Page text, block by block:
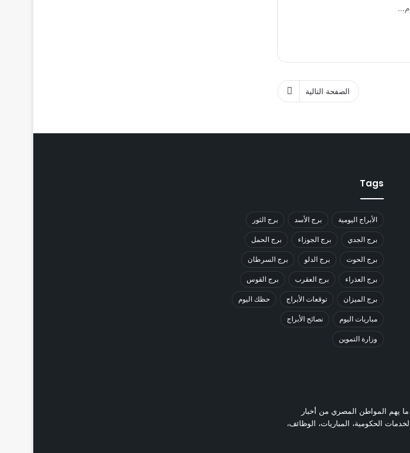
الصفحة التالية
Tags
الأبراج اليومية برج الأسد برج الثور
برج الجدي برج الجوزاء برج الحمل
برج الحوت برج الدلو برج السرطان
برج العذراء برج العقرب برج القوس
برج الميزان توقعات الأبراج حظك اليوم
مباريات اليوم نصائح الأبراج
وزارة التموين
يهم المواطن المصري من أخبار
الحكومية، المباريات، الوظائف،